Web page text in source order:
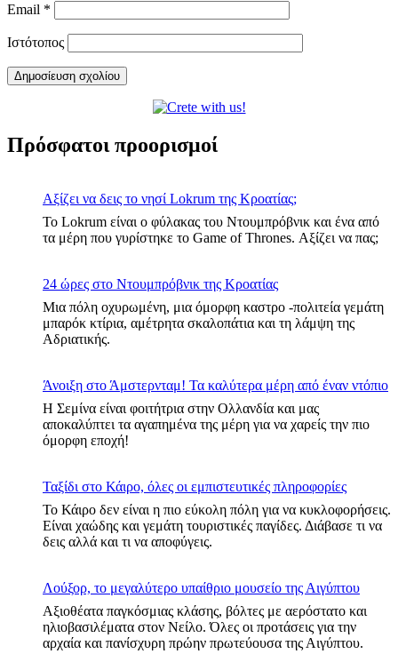
Email *
Ιστότοπος
Πρόσφατοι προορισμοί
Αξίζει να δεις το νησί Lokrum της Κροατίας;
Το Lokrum είναι ο φύλακας του Ντουμπρόβνικ και ένα από
τα μέρη που γυρίστηκε το Game of Thrones. Αξίζει να πας;
24 ώρες στο Ντουμπρόβνικ της Κροατίας
Μια πόλη οχυρωμένη, μια όμορφη καστρο -πολιτεία γεμάτη
μπαρόκ κτίρια, αμέτρητα σκαλοπάτια και τη λάμψη της
Αδριατικής.
Άνοιξη στο Άμστερνταμ! Τα καλύτερα μέρη από έναν ντόπιο
Η Σεμίνα είναι φοιτήτρια στην Ολλανδία και μας
αποκαλύπτει τα αγαπημένα της μέρη για να χαρείς την πιο
όμορφη εποχή!
Ταξίδι στο Κάιρο, όλες οι εμπιστευτικές πληροφορίες
Το Κάιρο δεν είναι η πιο εύκολη πόλη για να κυκλοφορήσεις.
Είναι χαώδης και γεμάτη τουριστικές παγίδες. Διάβασε τι να
δεις αλλά και τι να αποφύγεις.
Λούξορ, το μεγαλύτερο υπαίθριο μουσείο της Αιγύπτου
Αξιοθέατα παγκόσμιας κλάσης, βόλτες με αερόστατο και
ηλιοβασιλέματα στον Νείλο. Όλες οι προτάσεις για την
αρχαία και πανίσχυρη πρώην πρωτεύουσα της Αιγύπτου.